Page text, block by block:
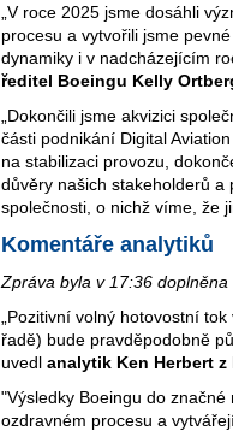
„V roce 2025 jsme dosáhli
procesu a vytvořili jsme
dynamiky i v nadcházejícím
ředitel Boeingu Kelly
„Dokončili jsme akvizici
části podnikání Digital
na stabilizaci provozu,
důvěry našich stakeholderů a
společnosti, o nichž víme, že
Komentáře analytiků
Zpráva byla v 17:36
„Pozitivní volný hotovostní
řadě) bude pravděpodobně
uvedl analytik Ken Herbert z
"Výsledky Boeingu do
ozdravném procesu a